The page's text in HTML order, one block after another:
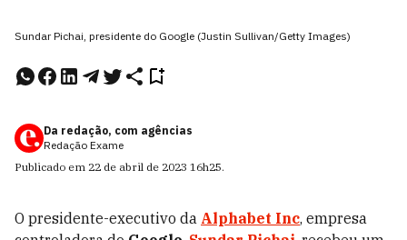
Sundar Pichai, presidente do Google (Justin Sullivan/Getty Images)
Da redação, com agências
Redação Exame
Publicado em 22 de abril de 2023 16h25.
O presidente-executivo da Alphabet Inc, empresa